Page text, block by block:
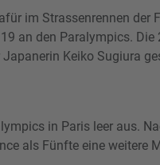
im Strassenrennen der
an den Paralympics.
Keiko Sugiura
in Paris leer aus.
als Fünfte eine weitere